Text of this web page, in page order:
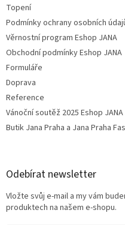
Topení
Podmínky ochrany osobních
Věrnostní program Eshop JANA
Obchodní podmínky Eshop JANA
Formuláře
Doprava
Reference
Vánoční soutěž 2025 Eshop JANA
Butik Jana Praha a Jana Praha
Odebírat newsletter
Vložte svůj e-mail a my vám
produktech na našem e-shopu.